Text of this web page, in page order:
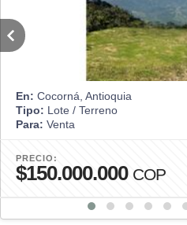
En: Cocorná, Antioquia
Tipo: Lote / Terreno
Para: Venta
PRECIO:
$150.000.000 COP